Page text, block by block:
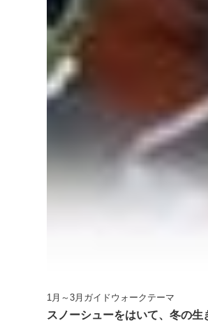
1月～3月ガイドウォークテーマ
スノーシューをはいて、冬の生